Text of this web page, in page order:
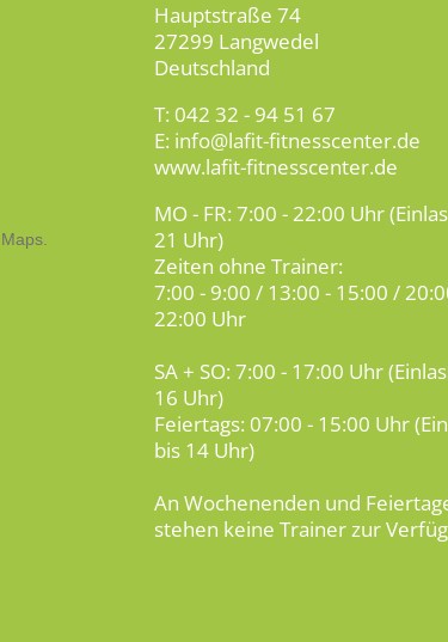
Hauptstraße 74
27299 Langwedel
Deutschland
T: 042 32 - 94 51 67
E: info@lafit-fitnesscenter.de
www.lafit-fitnesscenter.de
MO - FR: 7:00 - 22:00 Uhr
21 Uhr)
Zeiten ohne Trainer:
7:00 - 9:00 / 13:00 - 15:00 /
22:00 Uhr
SA + SO: 7:00 - 17:00 Uhr
16 Uhr)
Feiertags: 07:00 - 15:00 Uhr
bis 14 Uhr)
An Wochenenden und
stehen keine Trainer zur